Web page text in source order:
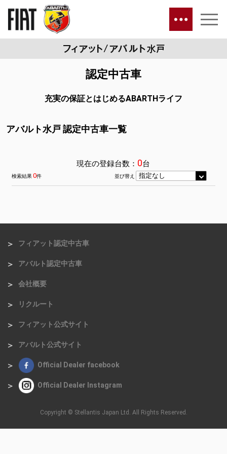
認定中古車
充実の保証とはじめるABARTHライフ
アバルト水戸 認定中古車一覧
フィアット認定中古車
アバルト認定中古車
会社概要
リクルート
フィアット公式サイト
アバルト公式サイト
Official Dealer facebook
Official Dealer Instagram
Copyright © Stellantis Japan Ltd. All Rights Reserved.